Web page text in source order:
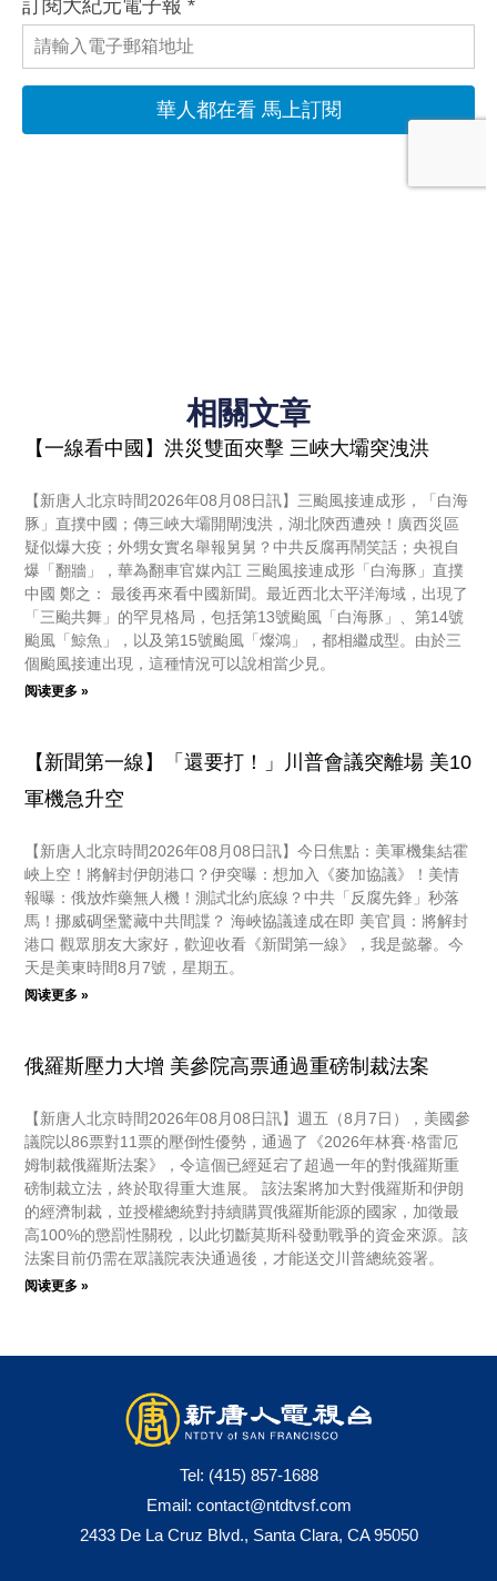
相關文章
【一線看中國】洪災雙面夾擊 三峽大壩突洩洪
【新唐人北京時間2026年08月08日訊】三颱風接連成形，「白海
豚」直撲中國；傳三峽大壩開閘洩洪，湖北陝西遭殃！廣西災區
疑似爆大疫；外甥女實名舉報舅舅？中共反腐再鬧笑話；央視自
爆「翻牆」，華為翻車官媒內訌 三颱風接連成形「白海豚」直撲
中國 鄭之： 最後再來看中國新聞。最近西北太平洋海域，出現了
「三颱共舞」的罕見格局，包括第13號颱風「白海豚」、第14號
颱風「鯨魚」，以及第15號颱風「燦鴻」，都相繼成型。由於三
個颱風接連出現，這種情況可以說相當少見。
阅读更多 »
【新聞第一線】「還要打！」川普會議突離場 美10
軍機急升空
【新唐人北京時間2026年08月08日訊】今日焦點：美軍機集結霍
峽上空！將解封伊朗港口？伊突曝：想加入《麥加協議》！美情
報曝：俄放炸藥無人機！測試北約底線？中共「反腐先鋒」秒落
馬！挪威碉堡驚藏中共間諜？ 海峽協議達成在即 美官員：將解封
港口 觀眾朋友大家好，歡迎收看《新聞第一線》，我是懿馨。今
天是美東時間8月7號，星期五。
阅读更多 »
俄羅斯壓力大增 美參院高票通過重磅制裁法案
【新唐人北京時間2026年08月08日訊】週五（8月7日），美國參
議院以86票對11票的壓倒性優勢，通過了《2026年林賽·格雷厄
姆制裁俄羅斯法案》，令這個已經延宕了超過一年的對俄羅斯重
磅制裁立法，終於取得重大進展。 該法案將加大對俄羅斯和伊朗
的經濟制裁，並授權總統對持續購買俄羅斯能源的國家，加徵最
高100%的懲罰性關稅，以此切斷莫斯科發動戰爭的資金來源。該
法案目前仍需在眾議院表決通過後，才能送交川普總統簽署。
阅读更多 »
Tel: (415) 857-1688
Email: contact@ntdtvsf.com
2433 De La Cruz Blvd., Santa Clara, CA 95050